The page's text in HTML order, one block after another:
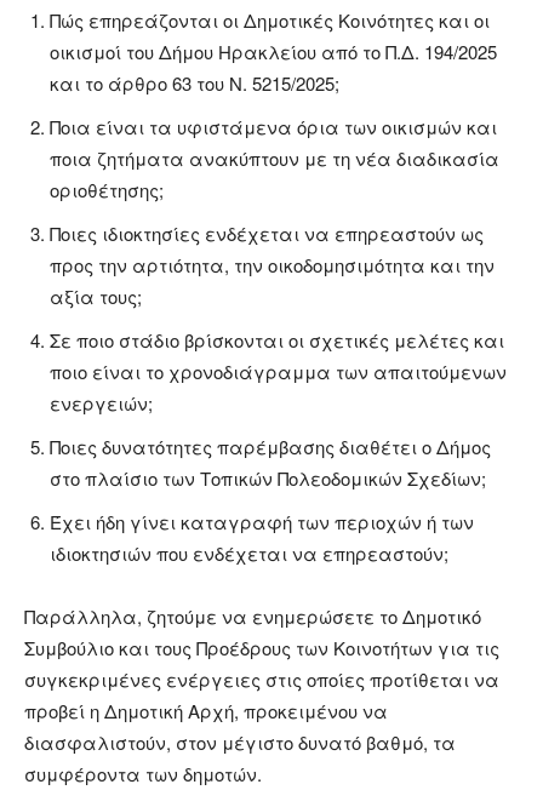
Πώς επηρεάζονται οι Δημοτικές Κοινότητες και οι
οικισμοί του Δήμου Ηρακλείου από το Π.Δ. 194/2025
και το άρθρο 63 του Ν. 5215/2025;
Ποια είναι τα υφιστάμενα όρια των οικισμών και
ποια ζητήματα ανακύπτουν με τη νέα διαδικασία
οριοθέτησης;
Ποιες ιδιοκτησίες ενδέχεται να επηρεαστούν ως
προς την αρτιότητα, την οικοδομησιμότητα και την
αξία τους;
Σε ποιο στάδιο βρίσκονται οι σχετικές μελέτες και
ποιο είναι το χρονοδιάγραμμα των απαιτούμενων
ενεργειών;
Ποιες δυνατότητες παρέμβασης διαθέτει ο Δήμος
στο πλαίσιο των Τοπικών Πολεοδομικών Σχεδίων;
Έχει ήδη γίνει καταγραφή των περιοχών ή των
ιδιοκτησιών που ενδέχεται να επηρεαστούν;
Παράλληλα, ζητούμε να ενημερώσετε το Δημοτικό
Συμβούλιο και τους Προέδρους των Κοινοτήτων για τις
συγκεκριμένες ενέργειες στις οποίες προτίθεται να
προβεί η Δημοτική Αρχή, προκειμένου να
διασφαλιστούν, στον μέγιστο δυνατό βαθμό, τα
συμφέροντα των δημοτών.